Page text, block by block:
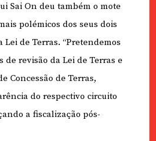
Sai On deu também o mote
polémicos dos seus dois
Lei de Terras. “Pretendemos
revisão da Lei de Terras e
Concessão de Terras,
do respectivo circuito
a fiscalização pós-